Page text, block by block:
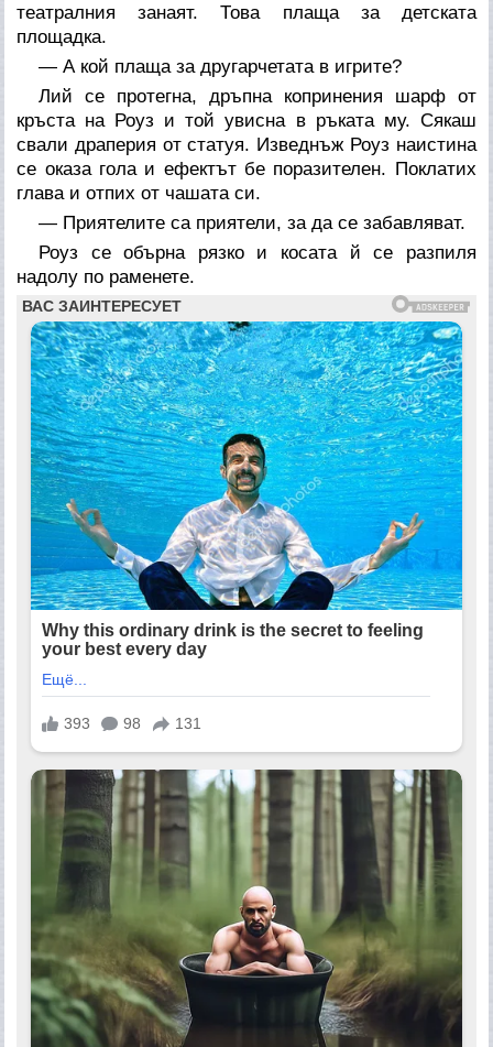
театралния занаят. Това плаща за детската
площадка.
— А кой плаща за другарчетата в игрите?
Лий се протегна, дръпна копринения шарф от
кръста на Роуз и той увисна в ръката му. Сякаш
свали драперия от статуя. Изведнъж Роуз наистина
се оказа гола и ефектът бе поразителен. Поклатих
глава и отпих от чашата си.
— Приятелите са приятели, за да се забавляват.
Роуз се обърна рязко и косата й се разпиля
надолу по раменете.